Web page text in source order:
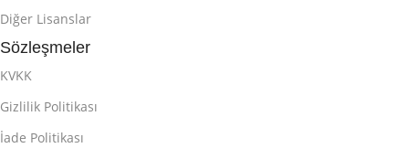
Diğer Lisanslar
Sözleşmeler
KVKK
Gizlilik Politikası
İade Politikası